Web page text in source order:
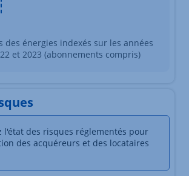
des énergies indexés sur les années
et 2023 (abonnements compris)
l'état des risques réglementés pour
des acquéreurs et des locataires